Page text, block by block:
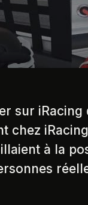
sur
chez
à la